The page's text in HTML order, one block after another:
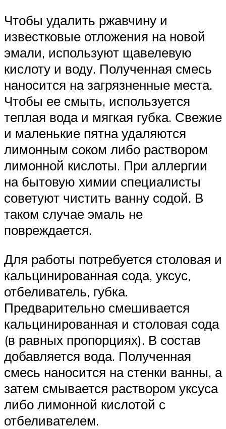
Чтобы удалить ржавчину и
известковые отложения на новой
эмали, используют щавелевую
кислоту и воду. Полученная смесь
наносится на загрязненные места.
Чтобы ее смыть, используется
теплая вода и мягкая губка. Свежие
и маленькие пятна удаляются
лимонным соком либо раствором
лимонной кислоты. При аллергии
на бытовую химии специалисты
советуют чистить ванну содой. В
таком случае эмаль не
повреждается.
Для работы потребуется столовая и
кальцинированная сода, уксус,
отбеливатель, губка.
Предварительно смешивается
кальцинированная и столовая сода
(в равных пропорциях). В состав
добавляется вода. Полученная
смесь наносится на стенки ванны, а
затем смывается раствором уксуса
либо лимонной кислотой с
отбеливателем.